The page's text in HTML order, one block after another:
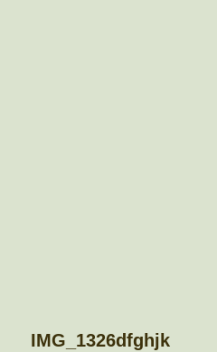
IMG_1326dfghjk